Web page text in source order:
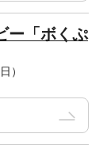
ー「ボくぷ
）